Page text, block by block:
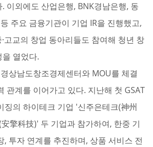
이외에도 산업은행, BNK경남은행, 동
주요 금융기관이 기업 IR을 진행했고,
고교의 창업 동아리들도 참여해 청년 창
열었다.
상남도창조경제센터와 MOU를 체결
관계를 이어가고 있다. 지난해 첫 GSAT
징의 하이테크 기업 '신주은테크(神州
擎科技)' 두 기업과 참가하여, 한중 기
, 투자 연계를 추진하며, 상품 서비스 전